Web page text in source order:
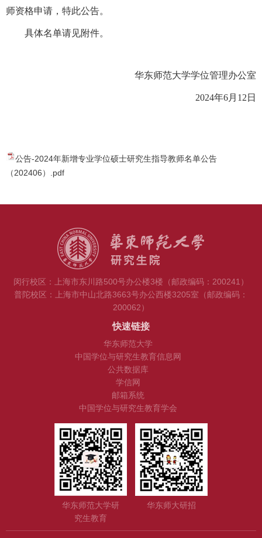
师资格申请，特此公告。
具体名单请见附件。
华东师范大学学位管理办公室
2024年6月12日
公告-2024年新增专业学位硕士研究生指导教师名单公告
（202406）.pdf
闵行校区：上海市东川路500号办公楼3楼（邮政编码：200241）
普陀校区：上海市中山北路3663号办公西楼3205室（邮政编码：
200062）
快速链接
华东师范大学
中国学位与研究生教育信息网
公共数据库
学信网
邮箱系统
中国学位与研究生教育学会
华东师范大学研
究生教育
华东师大研招